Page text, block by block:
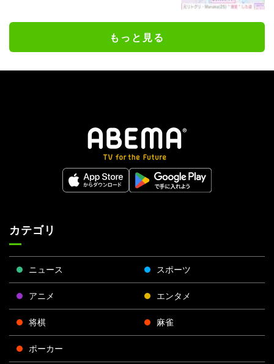
もっと見る
カテゴリ
ニュース スポーツ
アニメ エンタメ
将棋 麻雀
ポーカー